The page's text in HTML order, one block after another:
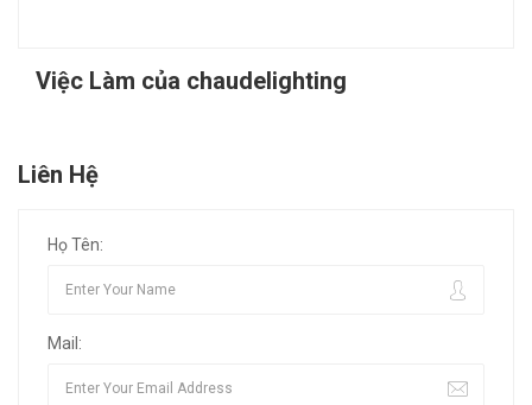
Việc Làm của chaudelighting
Liên Hệ
Họ Tên:
Mail: